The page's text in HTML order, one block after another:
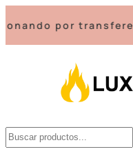
por transferencia
Buscar